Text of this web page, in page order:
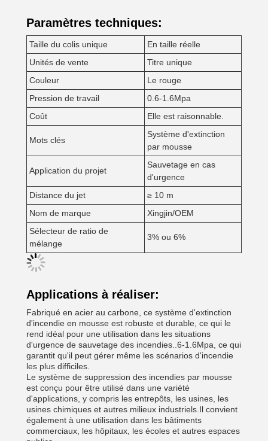
Paramètres techniques:
Taille du colis unique
En taille réelle
Unités de vente
Titre unique
Couleur
Le rouge
Pression de travail
0.6-1.6Mpa
Coût
Elle est raisonnable.
Mots clés
Système d'extinction
par mousse
Application du projet
Sauvetage en cas
d'urgence
Distance du jet
≥ 10 m
Nom de marque
Xingjin/OEM
Sélecteur de ratio de
mélange
3% ou 6%
Applications à réaliser:
Fabriqué en acier au carbone, ce système d'extinction
d'incendie en mousse est robuste et durable, ce qui le
rend idéal pour une utilisation dans les situations
d'urgence de sauvetage des incendies..6-1.6Mpa, ce qui
garantit qu'il peut gérer même les scénarios d'incendie
les plus difficiles.
Le système de suppression des incendies par mousse
est conçu pour être utilisé dans une variété
d'applications, y compris les entrepôts, les usines, les
usines chimiques et autres milieux industriels.Il convient
également à une utilisation dans les bâtiments
commerciaux, les hôpitaux, les écoles et autres espaces